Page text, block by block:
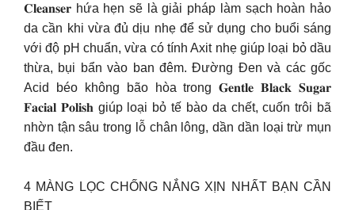
𝐂𝐥𝐞𝐚𝐧𝐬𝐞𝐫 hứa hẹn sẽ là giải pháp làm sạch hoàn hảo
da cần khi vừa đủ dịu nhẹ để sử dụng cho buổi sáng
với độ pH chuẩn, vừa có tính Axit nhẹ giúp loại bỏ dầu
thừa, bụi bẩn vào ban đêm. Đường Đen và các gốc
Acid béo không bão hòa trong 𝐆𝐞𝐧𝐭𝐥𝐞 𝐁𝐥𝐚𝐜𝐤 𝐒𝐮𝐠𝐚𝐫
𝐅𝐚𝐜𝐢𝐚𝐥 𝐏𝐨𝐥𝐢𝐬𝐡 giúp loại bỏ tế bào da chết, cuốn trôi bã
nhờn tận sâu trong lỗ chân lông, dần dần loại trừ mụn
đầu đen.
4 MÀNG LỌC CHỐNG NẮNG XỊN NHẤT BẠN CẦN
BIẾT